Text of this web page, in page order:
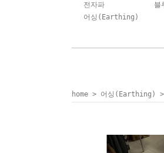
전자파
어싱(Earthing)
블
home > 어싱(Earthing) >